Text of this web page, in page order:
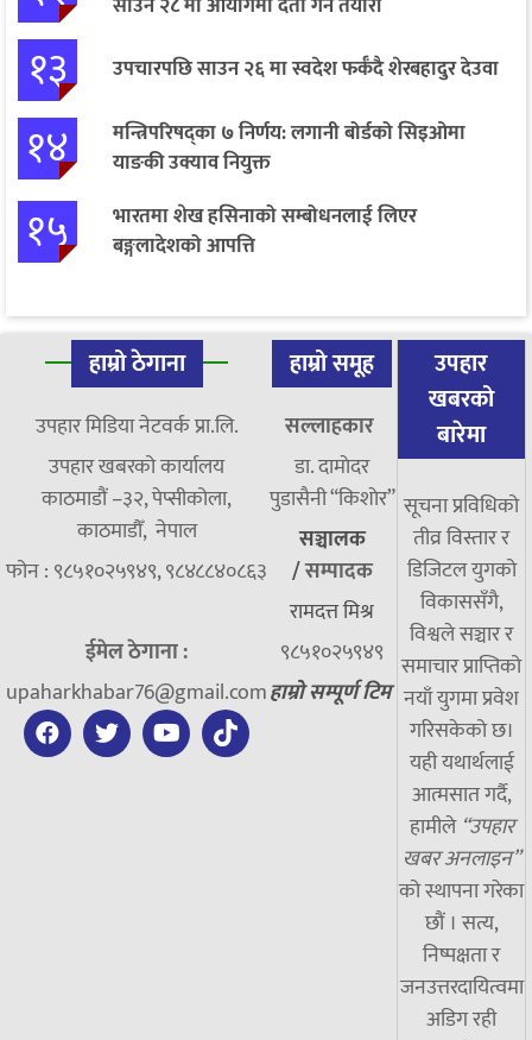
१३ उपचारपछि साउन २६ मा स्वदेश फर्कँदै शेरबहादुर देउवा
१४
मन्त्रिपरिषद्का ७ निर्णय: लगानी बोर्डको सिइओमा
याङकी उक्याव नियुक्त
१५
भारतमा शेख हसिनाको सम्बोधनलाई लिएर
बङ्गलादेशको आपत्ति
हाम्रो ठेगाना
उपहार मिडिया नेटवर्क प्रा.लि.
उपहार खबरको कार्यालय
काठमाडौं –३२, पेप्सीकोला,
काठमाडौँ, नेपाल
फोन : ९८५१०२५९४९, ९८४८८४०८६३
ईमेल ठेगाना :
upaharkhabar76@gmail.com
हाम्रो समूह
सल्लाहकार
डा. दामाेदर
पुडासैनी “किशाेर”
सञ्चालक
/सम्पादक
रामदत्त मिश्र
९८५१०२५९४९
हाम्रो सम्पूर्ण टिम
उपहार
खबरको
बारेमा
सूचना प्रविधिको
तीव्र विस्तार र
डिजिटल युगको
विकाससँगै,
विश्वले सञ्चार र
समाचार प्राप्तिको
नयाँ युगमा प्रवेश
गरिसकेको छ।
यही यथार्थलाई
आत्मसात गर्दै,
हामीले “उपहार
खबर अनलाइन”
को स्थापना गरेका
छौं । सत्य,
निष्पक्षता र
जनउत्तरदायित्वमा
अडिग रही